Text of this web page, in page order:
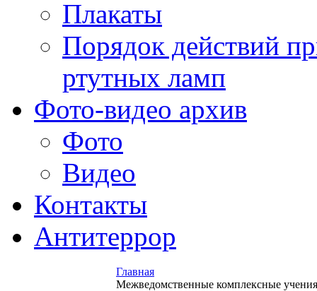
Плакаты
Порядок действий
ртутных ламп
Фото-видео архив
Фото
Видео
Контакты
Антитеррор
Главная
Межведомственные комплексные